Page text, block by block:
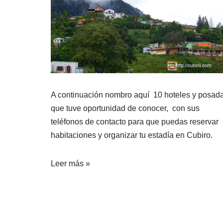
A continuación nombro aquí 10 hoteles y
que tuve oportunidad de conocer, con sus
teléfonos de contacto para que puedas reservar
habitaciones y organizar tu estadía en Cubiro.
Leer más »